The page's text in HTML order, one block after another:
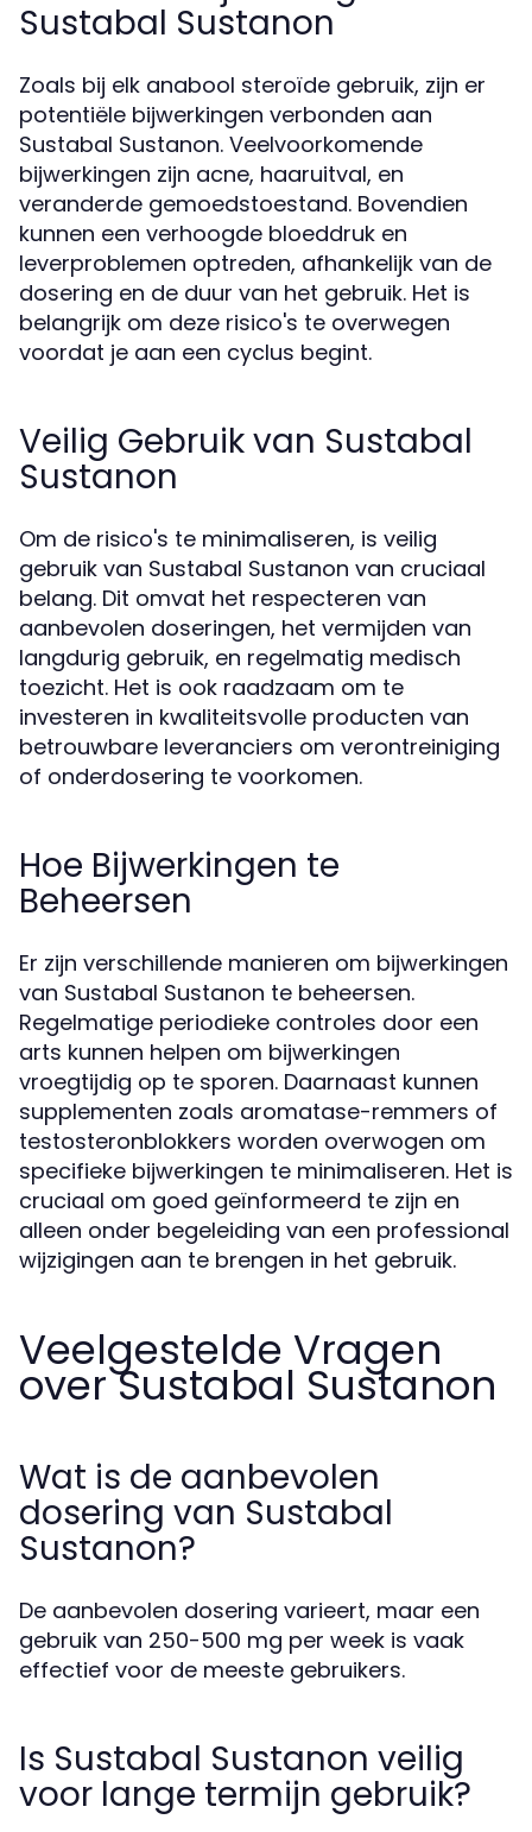
Sustabal Sustanon
Zoals bij elk anabool steroïde gebruik, zijn er
potentiële bijwerkingen verbonden aan
Sustabal Sustanon. Veelvoorkomende
bijwerkingen zijn acne, haaruitval, en
veranderde gemoedstoestand. Bovendien
kunnen een verhoogde bloeddruk en
leverproblemen optreden, afhankelijk van de
dosering en de duur van het gebruik. Het is
belangrijk om deze risico's te overwegen
voordat je aan een cyclus begint.
Veilig Gebruik van Sustabal
Sustanon
Om de risico's te minimaliseren, is veilig
gebruik van Sustabal Sustanon van cruciaal
belang. Dit omvat het respecteren van
aanbevolen doseringen, het vermijden van
langdurig gebruik, en regelmatig medisch
toezicht. Het is ook raadzaam om te
investeren in kwaliteitsvolle producten van
betrouwbare leveranciers om verontreiniging
of onderdosering te voorkomen.
Hoe Bijwerkingen te
Beheersen
Er zijn verschillende manieren om bijwerkingen
van Sustabal Sustanon te beheersen.
Regelmatige periodieke controles door een
arts kunnen helpen om bijwerkingen
vroegtijdig op te sporen. Daarnaast kunnen
supplementen zoals aromatase-remmers of
testosteronblokkers worden overwogen om
specifieke bijwerkingen te minimaliseren. Het is
cruciaal om goed geïnformeerd te zijn en
alleen onder begeleiding van een professional
wijzigingen aan te brengen in het gebruik.
Veelgestelde Vragen
over Sustabal Sustanon
Wat is de aanbevolen
dosering van Sustabal
Sustanon?
De aanbevolen dosering varieert, maar een
gebruik van 250-500 mg per week is vaak
effectief voor de meeste gebruikers.
Is Sustabal Sustanon veilig
voor lange termijn gebruik?